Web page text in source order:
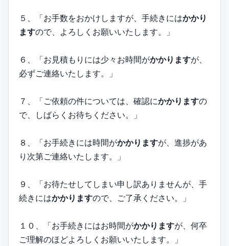
５、「お手数をおかけしますが、手続きにはかかり
ますので、よろしくお願いいたします。」
６、「お見積もりには少々お時間がかかりますが、
必ずご連絡いたします。」
７、「ご依頼の件については、確認にかかりますの
で、しばらくお待ちください。」
８、「お手続きには時間がかかりますが、進捗があ
り次第ご連絡いたします。」
９、「お待たせしてしまい申し訳ありませんが、手
続きにはかかりますので、ご了承ください。」
１０、「お手続きにはお時間がかかりますが、何卒
ご理解のほどよろしくお願いいたします。」